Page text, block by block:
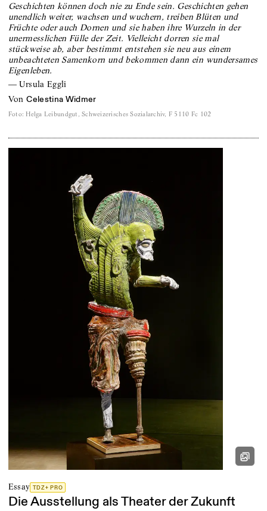
Geschichten können doch nie zu Ende sein. Geschichten gehen
unendlich weiter, wachsen und wuchern, treiben Blüten und
Früchte oder auch Dornen und sie haben ihre Wurzeln in der
unermesslichen Fülle der Zeit. Vielleicht dorren sie mal
stückweise ab, aber bestimmt entstehen sie neu aus einem
unbeachteten Samenkorn und bekommen dann ein wundersames
Eigenleben.
—Ursula Eggli
von Celestina Widmer
Foto: Helga Leibundgut, Schweizerisches Sozialarchiv, F 5110 Fc 102
Essay TDZ+ PRO
Die Ausstellung als Theater der Zukunft